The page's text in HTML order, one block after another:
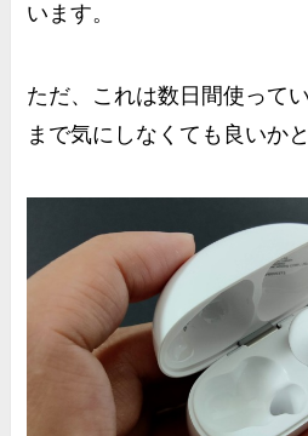
います。
ただ、これは数日間使って
まで気にしなくても良いか